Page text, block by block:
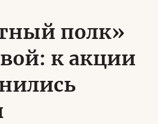
полк»
к акции
ветеранов СВО
России